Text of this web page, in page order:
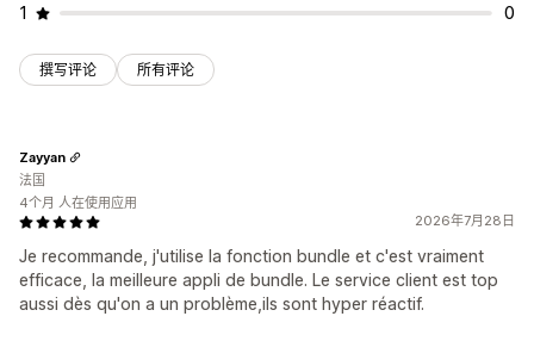
1 0
撰写评论 所有评论
2026年7月28日
Je recommande, j'utilise la fonction bundle et c'est vraiment
efficace, la meilleure appli de bundle. Le service client est top
aussi dès qu'on a un problème,ils sont hyper réactif.
Zayyan
法国
4个月 人在使用应用